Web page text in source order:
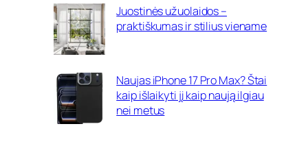
Juostinės užuolaidos –
praktiškumas ir stilius viename
Naujas iPhone 17 Pro Max? Štai
kaip išlaikyti jį kaip naują ilgiau
nei metus